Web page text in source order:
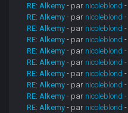
RE: Alkemy - par nicoleblond
RE: Alkemy - par nicoleblond
RE: Alkemy - par nicoleblond
RE: Alkemy - par nicoleblond
RE: Alkemy - par nicoleblond
RE: Alkemy - par nicoleblond
RE: Alkemy - par nicoleblond
RE: Alkemy - par nicoleblond
RE: Alkemy - par nicoleblond
RE: Alkemy - par nicoleblond